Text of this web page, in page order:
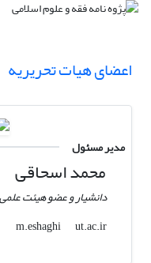
اعضای هیات تحریریه
مدیر مسئول
محمد اسحاقی
دانشیار و عضو هیئت
m.eshaghi
ut.ac.ir